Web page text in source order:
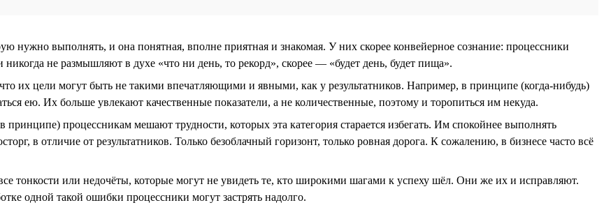
нужно выполнять, и она понятная, вполне приятная и знакомая. У них скорее конвейерное сознание: процессники
не размышляют в духе «что ни день, то рекорд», скорее — «будет день, будет пища».
их цели могут быть не такими впечатляющими и явными, как у результатников. Например, в принципе (когда-нибудь)
ею. Их больше увлекают качественные показатели, а не количественные, поэтому и торопиться им некуда.
принципе) процессникам мешают трудности, которых эта категория старается избегать. Им спокойнее выполнять
в отличие от результатников. Только безоблачный горизонт, только ровная дорога. К сожалению, в бизнесе часто всё
тонкости или недочёты, которые могут не увидеть те, кто широкими шагами к успеху шёл. Они же их и исправляют.
одной такой ошибки процессники могут застрять надолго.